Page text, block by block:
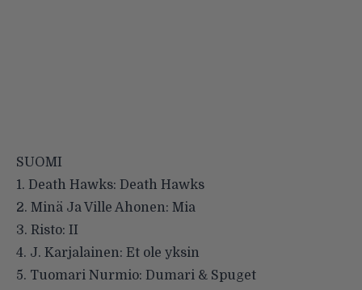
SUOMI
1. Death Hawks: Death Hawks
2. Minä Ja Ville Ahonen: Mia
3. Risto: II
4. J. Karjalainen: Et ole yksin
5. Tuomari Nurmio: Dumari & Spuget